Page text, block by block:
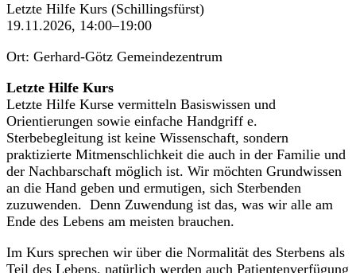
Letzte Hilfe Kurs (Schillingsfürst)
19.11.2026, 14:00–19:00
Ort: Gerhard-Götz Gemeindezentrum
Letzte Hilfe Kurs
Letzte Hilfe Kurse vermitteln Basiswissen und
Orientierungen sowie einfache Handgriff e.
Sterbebegleitung ist keine Wissenschaft, sondern
praktizierte Mitmenschlichkeit die auch in der Familie und
der Nachbarschaft möglich ist. Wir möchten Grundwissen
an die Hand geben und ermutigen, sich Sterbenden
zuzuwenden. Denn Zuwendung ist das, was wir alle am
Ende des Lebens am meisten brauchen.
Im Kurs sprechen wir über die Normalität des Sterbens als
Teil des Lebens, natürlich werden auch Patientenverfügung